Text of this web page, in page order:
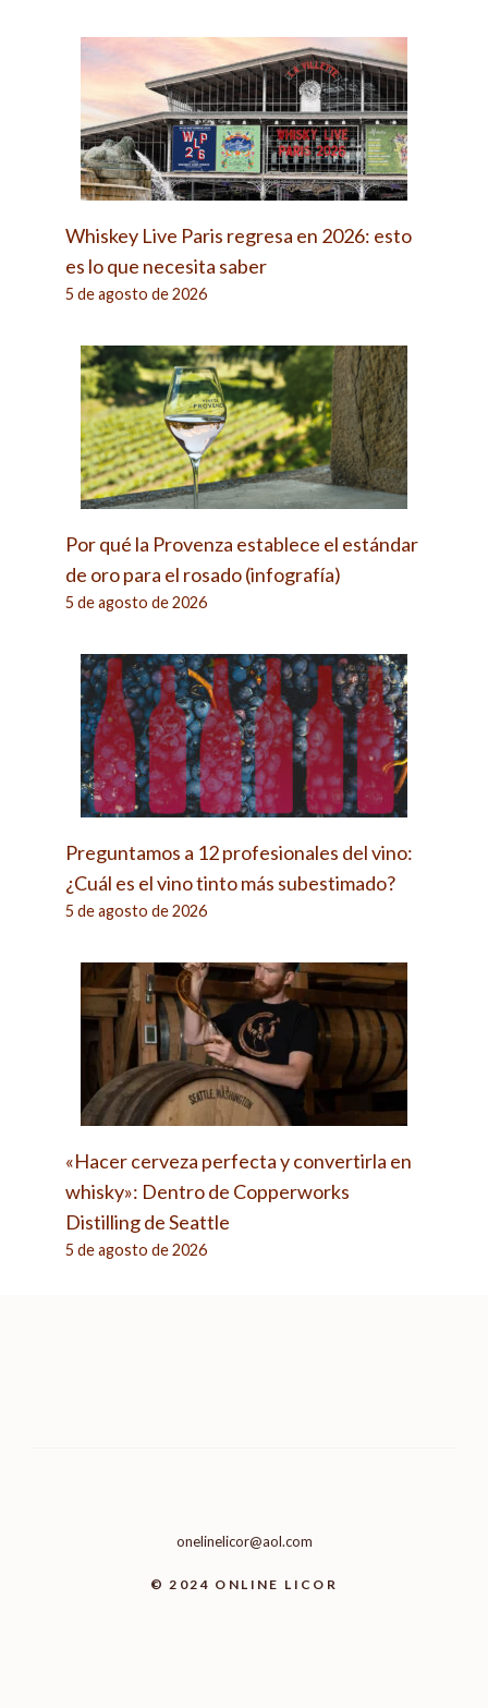
Whiskey Live Paris regresa en 2026: esto
es lo que necesita saber
5 de agosto de 2026
Por qué la Provenza establece el estándar
de oro para el rosado (infografía)
5 de agosto de 2026
Preguntamos a 12 profesionales del vino:
¿Cuál es el vino tinto más subestimado?
5 de agosto de 2026
«Hacer cerveza perfecta y convertirla en
whisky»: Dentro de Copperworks
Distilling de Seattle
5 de agosto de 2026
© 2024 ONLINE LICOR
onelinelicor@aol.com